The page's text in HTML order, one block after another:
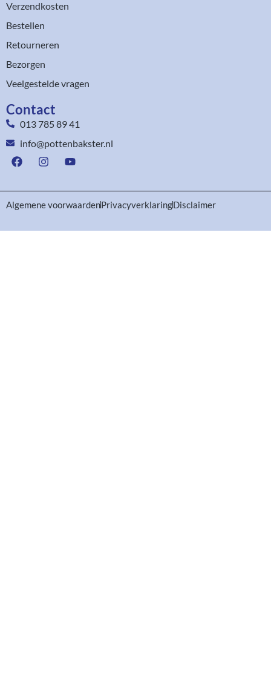
Verzendkosten
Bestellen
Retourneren
Bezorgen
Veelgestelde vragen
Contact
013 785 89 41
info@pottenbakster.nl
Algemene voorwaardenPrivacyverklaringDisclaimer